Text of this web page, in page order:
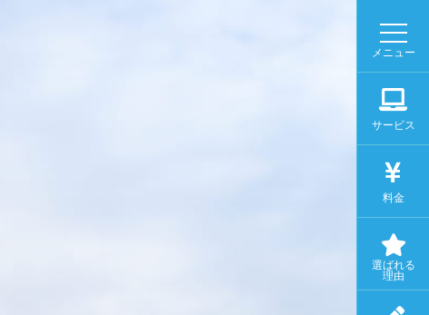
メニュー
サービス
料金
選ばれる
理由